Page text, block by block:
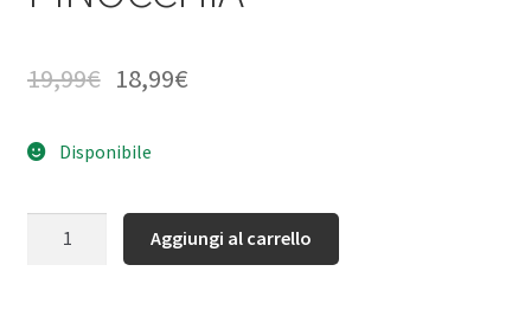
19,99€ 18,99€
Disponibile
Aggiungi al carrello